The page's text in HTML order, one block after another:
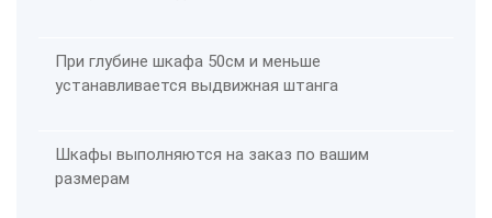
При глубине шкафа 50см и меньше
устанавливается выдвижная штанга
Шкафы выполняются на заказ по вашим
размерам